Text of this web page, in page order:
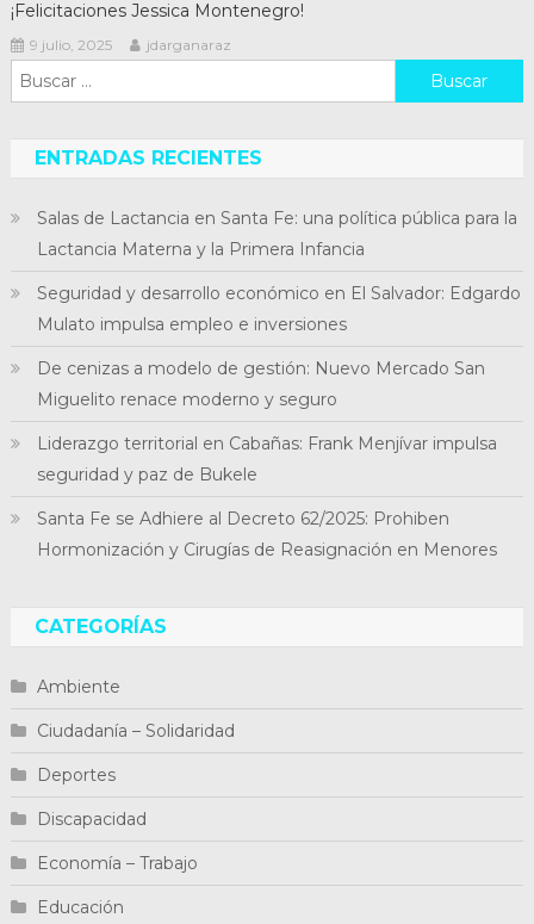
¡Felicitaciones Jessica Montenegro!
9 julio, 2025 jdarganaraz
Buscar:
ENTRADAS RECIENTES
Salas de Lactancia en Santa Fe: una política pública para la
Lactancia Materna y la Primera Infancia
Seguridad y desarrollo económico en El Salvador: Edgardo
Mulato impulsa empleo e inversiones
De cenizas a modelo de gestión: Nuevo Mercado San
Miguelito renace moderno y seguro
Liderazgo territorial en Cabañas: Frank Menjívar impulsa
seguridad y paz de Bukele
Santa Fe se Adhiere al Decreto 62/2025: Prohiben
Hormonización y Cirugías de Reasignación en Menores
CATEGORÍAS
Ambiente
Ciudadanía – Solidaridad
Deportes
Discapacidad
Economía – Trabajo
Educación